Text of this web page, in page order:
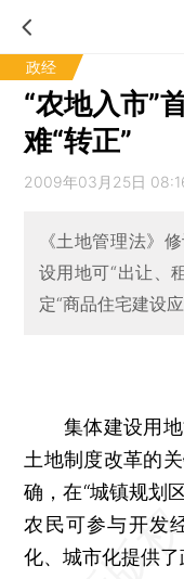
政经
“农地入市”
难“转正”
2009年03月25日
《土地管理法》
设用地可“出让、
定“商品住宅建设
集体建设用
土地制度改革的
确，在“城镇规划
农民可参与开发
化、城市化提供了